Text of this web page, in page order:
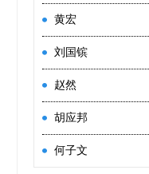
黄宏
刘国镔
赵然
胡应邦
何子文